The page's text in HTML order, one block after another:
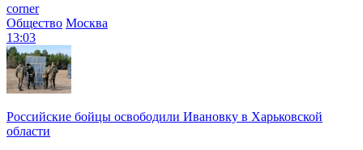
corner
Общество Москва
13:03
Российские бойцы освободили Ивановку в Харьковской
области